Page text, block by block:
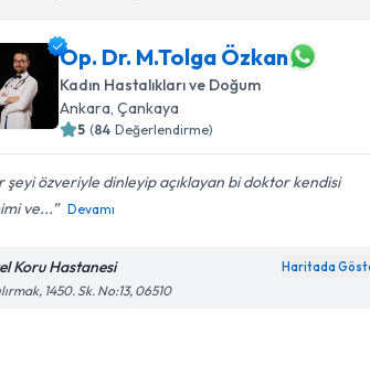
Op. Dr. M.Tolga Özkan
Kadın Hastalıkları ve Doğum
Ankara, Çankaya
5 (84 Değerlendirme)
şeyi özveriyle dinleyip açıklayan bi doktor kendisi
ve...
Devamı
Koru Hastanesi Haritada
1450. Sk. No:13, 06510